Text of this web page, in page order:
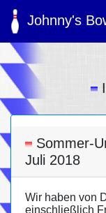
Johnny's
Sommer-
Juli 2018
Wir haben von
einschließlich